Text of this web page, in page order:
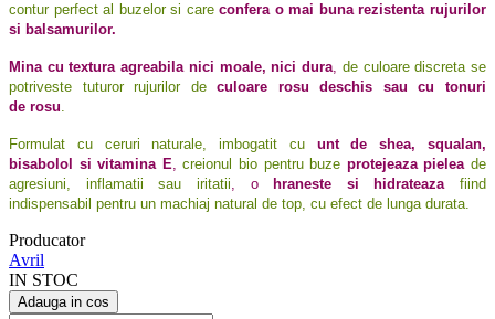
contur perfect al buzelor si care confera o mai buna rezistenta rujurilor
si balsamurilor.
Mina cu textura agreabila nici moale, nici dura, de culoare discreta se
potriveste tuturor rujurilor de
culoare rosu deschis sau cu tonuri
de rosu.
Formulat cu ceruri naturale, imbogatit cu unt de shea, squalan,
bisabolol si vitamina E,creionul bio pentru buze protejeaza pielea de
agresiuni, inflamatii sau iritatii, o hraneste si hidrateaza
fiind
indispensabil pentru un machiaj natural de top, cu efect de lunga durata.
Producator
Avril
IN STOC
Adauga in cos